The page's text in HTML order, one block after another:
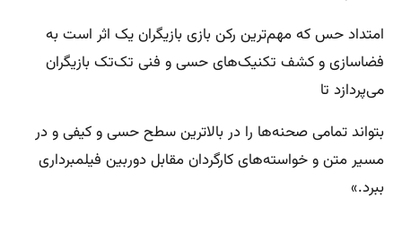
امتداد حس که مهم‌ترین رکن بازی بازیگران یک اثر است به
فضاسازی و کشف تکنیک‌های حسی و فنی تک‌تک بازیگران
می‌پردازد تا
بتواند تمامی صحنه‌ها را در بالاترین سطح حسی و کیفی و در
مسیر متن و خواسته‌های کارگردان مقابل دوربین فیلمبرداری
ببرد.»